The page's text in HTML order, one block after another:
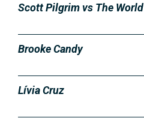
Scott Pilgrim vs The World
Brooke Candy
Lívia Cruz